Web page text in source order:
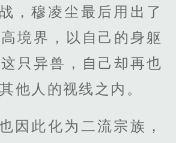
，穆凌尘最后用出了
境界，以自己的身躯
只异兽，自己却再也
他人的视线之内。
因此化为二流宗族，